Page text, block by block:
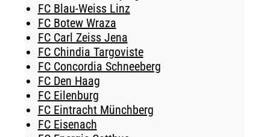
FC Blau-Weiss Linz
FC Botew Wraza
FC Carl Zeiss Jena
FC Chindia Targoviste
FC Concordia Schneeberg
FC Den Haag
FC Eilenburg
FC Eintracht Münchberg
FC Eisenach